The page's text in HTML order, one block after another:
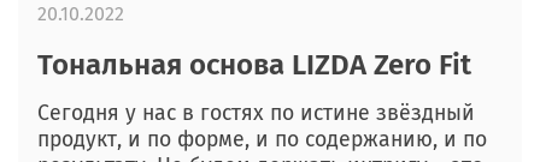
Тональная основа LIZDA Zero Fit
Сегодня у нас в гостях по истине звёздный
продукт, и по форме, и по содержанию, и по
20.10.2022